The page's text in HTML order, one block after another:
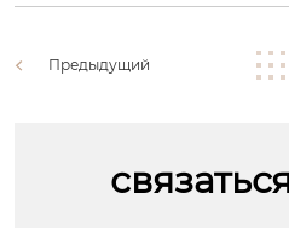
Предыдущий